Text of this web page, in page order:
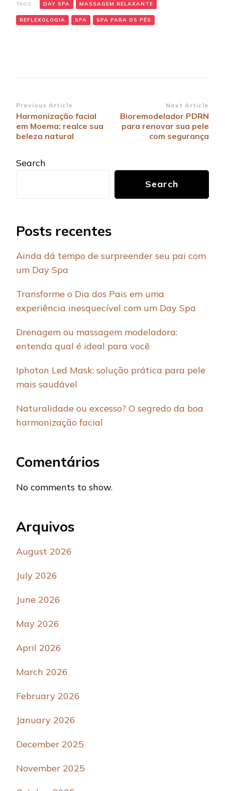
TAGS: DAY SPA MASSAGEM RELAXANTE
REFLEXOLOGIA SPA SPA PARA OS PÉS
Post
Navigation
Previous Article
Harmonização facial
em Moema: realce sua
beleza natural
Next Article
Bioremodelador PDRN
para renovar sua pele
com segurança
Search
Search
Posts recentes
Ainda dá tempo de surpreender seu pai com
um Day Spa
Transforme o Dia dos Pais em uma
experiência inesquecível com um Day Spa
Drenagem ou massagem modeladora:
entenda qual é ideal para você
Iphoton Led Mask: solução prática para pele
mais saudável
Naturalidade ou excesso? O segredo da boa
harmonização facial
Comentários
No comments to show.
Arquivos
August 2026
July 2026
June 2026
May 2026
April 2026
March 2026
February 2026
January 2026
December 2025
November 2025